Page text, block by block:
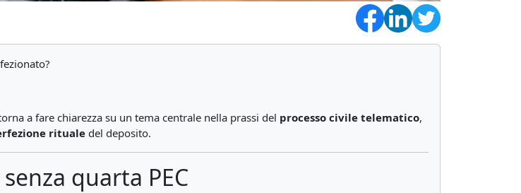
a fare chiarezza su un tema centrale nella prassi del processo civile telematico,
rituale del deposito.
quarta PEC